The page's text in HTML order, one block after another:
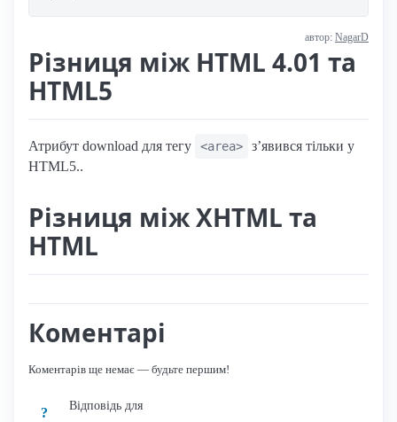
автор: NagarD
Різниця між HTML 4.01 та
HTML5
Атрибут download для тегу <area>
з’явився тільки у
HTML5..
Різниця між XHTML та
HTML
Коментарі
Коментарів ще немає — будьте першим!
?
Відповідь для